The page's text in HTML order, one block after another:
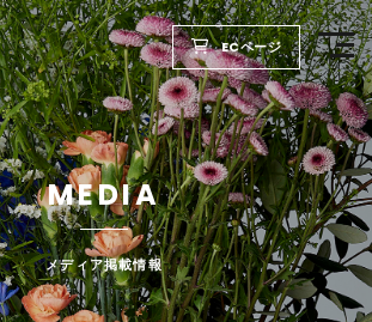
ECページ
MEDIA
メディア掲載情報
TOP
PRODUCTS
WELLBEING REPORT